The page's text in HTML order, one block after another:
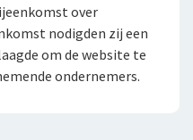
over
nodigden zij een
om de website te
ondernemers.